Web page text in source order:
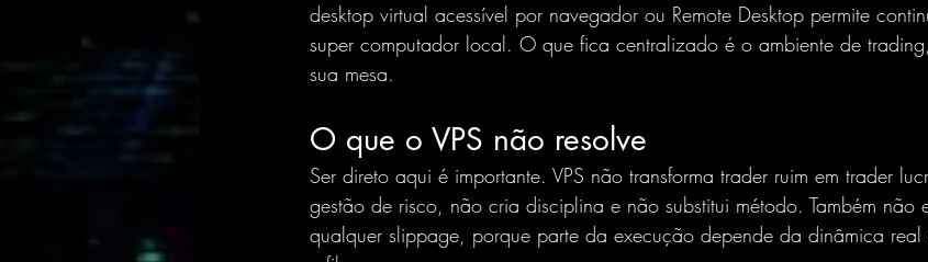
desktop virtual acessível por navegador ou Remote Desktop permite
super computador local. O que fica centralizado é o ambiente de
sua mesa.
O que o VPS não resolve
Ser direto aqui é importante. VPS não transforma trader ruim em trader
gestão de risco, não cria disciplina e não substitui método. Também não
qualquer slippage, porque parte da execução depende da dinâmica